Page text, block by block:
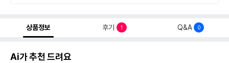
상품정보 후기 1 Q&A 0
Ai가 추천 드려요